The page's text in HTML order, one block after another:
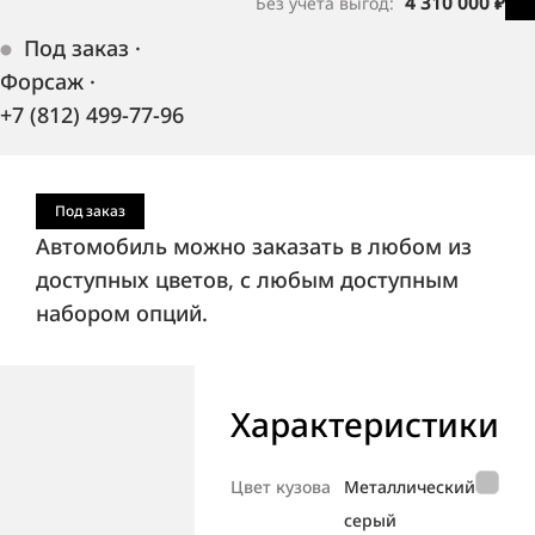
Под заказ ·
Форсаж ·
+7 (812) 499-77-96
Под заказ
Автомобиль можно заказать в любом из
доступных цветов, с любым доступным
набором опций.
Характеристики
Цвет кузова
Металлический
серый